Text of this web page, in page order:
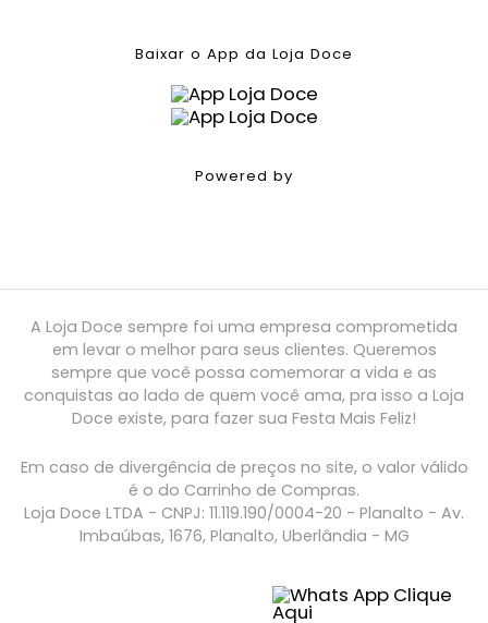
Baixar o App da Loja Doce
Powered by
A Loja Doce sempre foi uma empresa comprometida
em levar o melhor para seus clientes. Queremos
sempre que você possa comemorar a vida e as
conquistas ao lado de quem você ama, pra isso a Loja
Doce existe, para fazer sua Festa Mais Feliz!
Em caso de divergência de preços no site, o valor válido
é o do Carrinho de Compras.
Loja Doce LTDA - CNPJ: 11.119.190/0004-20 - Planalto - Av.
Imbaúbas, 1676, Planalto, Uberlândia - MG